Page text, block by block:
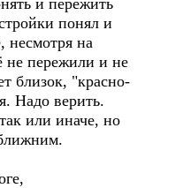
и пережить
понял и
несмотря на
не пережили и не
близок, "красно-
Надо верить.
или иначе, но